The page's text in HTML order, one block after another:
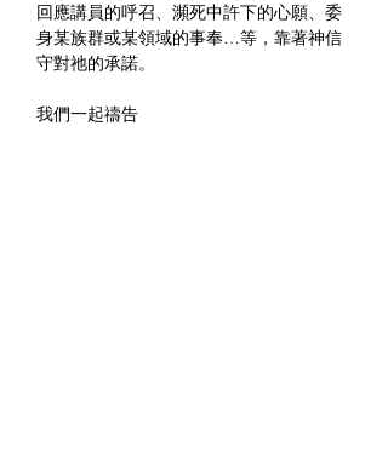
回應講員的呼召、瀕死中許下的心願、委
身某族群或某領域的事奉…等，靠著神信
守對祂的承諾。
我們一起禱告